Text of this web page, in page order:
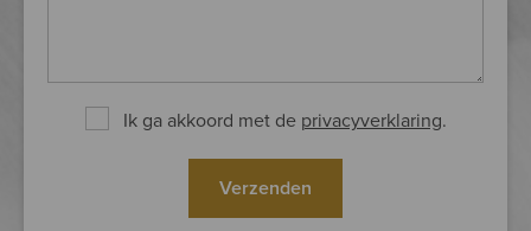
Ik ga akkoord met de privacyverklaring.
Verzenden